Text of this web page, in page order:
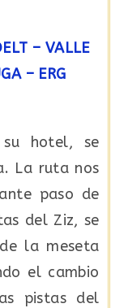
– VALLE
– ERG
su hotel, se
La ruta nos
paso de
del Ziz, se
la meseta
el cambio
pistas del